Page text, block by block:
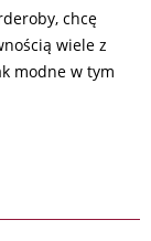
chcę
wiele z
modne w tym